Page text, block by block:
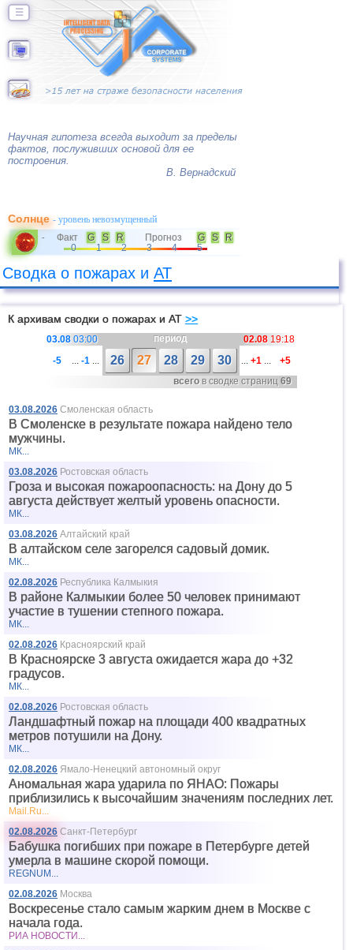
☰
Научная гипотеза всегда выходит за пределы
фактов, послуживших основой для ее
построения.
В. Вернадский
Солнце- уровень невозмущенный
- Факт G S R Прогноз G S
R
0
1 2 3 4 5
Сводка о пожарах и АТ
К архивам сводки о пожарах и АТ >>
03.08 03:00 период 02.08 19:18
-5
...-1 ... 26 27 28 29 30 ...+1 ...
+5
всегов сводке страниц69
03.08.2026 Смоленская область
В Смоленске в результате пожара найдено тело
мужчины.
МК...
03.08.2026 Ростовская область
Гроза и высокая пожароопасность: на Дону до 5
августа действует желтый уровень опасности.
МК...
03.08.2026 Алтайский край
В алтайском селе загорелся садовый домик.
МК...
02.08.2026 Республика Калмыкия
В районе Калмыкии более 50 человек принимают
участие в тушении степного пожара.
МК...
02.08.2026 Красноярский край
В Красноярске 3 августа ожидается жара до +32
градусов.
МК...
02.08.2026 Ростовская область
Ландшафтный пожар на площади 400 квадратных
метров потушили на Дону.
МК...
02.08.2026 Ямало-Ненецкий автономный округ
Аномальная жара ударила по ЯНАО: Пожары
приблизились к высочайшим значениям последних лет.
Mail.Ru...
02.08.2026 Санкт-Петербург
Бабушка погибших при пожаре в Петербурге детей
умерла в машине скорой помощи.
REGNUM...
02.08.2026 Москва
Воскресенье стало самым жарким днем в Москве с
начала года.
РИА НОВОСТИ...